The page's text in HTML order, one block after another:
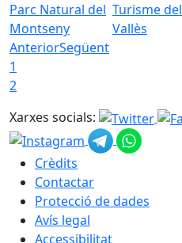
Parc Natural del
Montseny
Turisme del
Vallès
AnteriorSegüent
1
2
Xarxes socials:
Crèdits
Contactar
Protecció de dades
Avís legal
Accessibilitat